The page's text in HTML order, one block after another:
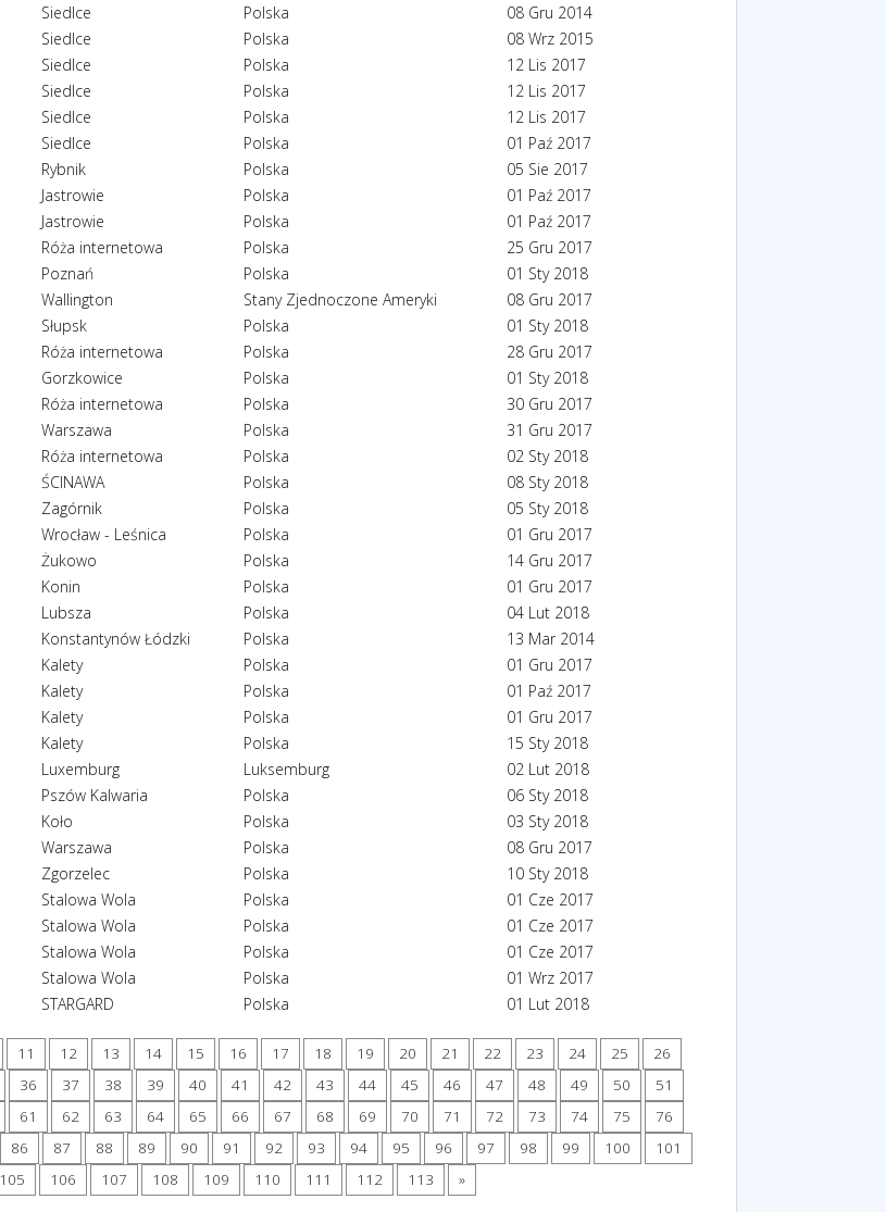
Siedlce Polska
08 Gru 2014
Siedlce Polska
08 Wrz 2015
Siedlce Polska
12 Lis 2017
Siedlce Polska
12 Lis 2017
Siedlce Polska
12 Lis 2017
Siedlce Polska
01 Paź 2017
Rybnik Polska
05 Sie 2017
Jastrowie Polska
01 Paź 2017
Jastrowie Polska
01 Paź 2017
Róża internetowa Polska
25 Gru 2017
Poznań Polska
01 Sty 2018
Wallington Stany Zjednoczone Ameryki
08 Gru 2017
Słupsk Polska
01 Sty 2018
Róża internetowa Polska
28 Gru 2017
Gorzkowice Polska
01 Sty 2018
Róża internetowa Polska
30 Gru 2017
Warszawa Polska
31 Gru 2017
Róża internetowa Polska
02 Sty 2018
ŚCINAWA Polska
08 Sty 2018
Zagórnik Polska
05 Sty 2018
Wrocław - Leśnica Polska
01 Gru 2017
Żukowo Polska
14 Gru 2017
Konin Polska
01 Gru 2017
Lubsza Polska
04 Lut 2018
Konstantynów Łódzki Polska
13 Mar 2014
Kalety Polska
01 Gru 2017
Kalety Polska
01 Paź 2017
Kalety Polska
01 Gru 2017
Kalety Polska
15 Sty 2018
Luxemburg Luksemburg
02 Lut 2018
Pszów Kalwaria Polska
06 Sty 2018
Koło Polska
03 Sty 2018
Warszawa Polska
08 Gru 2017
Zgorzelec Polska
10 Sty 2018
Stalowa Wola Polska
01 Cze 2017
Stalowa Wola Polska
01 Cze 2017
Stalowa Wola Polska
01 Cze 2017
Stalowa Wola Polska
01 Wrz 2017
STARGARD Polska 01 Lut 2018
11 12 13 14 15 16 17 18 19 20 21 22 23 24 25
26
36 37 38 39 40 41 42 43 44 45 46 47 48 49 50
51
61 62 63 64 65 66 67 68 69 70 71 72 73 74 75
76
86 87 88 89 90 91 92 93 94 95 96 97 98 99 100
101
105 106 107 108 109 110 111 112 113 »